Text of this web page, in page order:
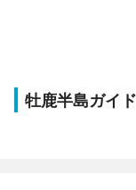
牡鹿半島ガイ